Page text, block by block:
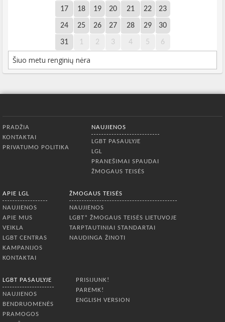
17 18 19 20 21 22 23
24 25 26 27 28 29 30
31 1 2 3 4 5 6
Šiuo metu renginių nėra
PRADŽIA
KONTAKTAI
PRIVATUMO POLITIKA
NAUJIENOS
LGBT PASAULYJE
LGL
PRANEŠIMAI SPAUDAI
ŽMOGAUS TEISĖS
APIE LGL
NAUJIENOS
APIE MUS
VEIKLA
LGBT CENTRAS
KAMPANIJOS
KONTAKTAI
ŽMOGAUS TEISĖS
NAUJIENOS
LGBT* ŽMOGAUS TEISĖS LIETUVOJE
TARPTAUTINIAI STANDARTAI
NAUDINGA ŽINOTI
LGBT PASAULYJE
NAUJIENOS
BENDRUOMENĖS
PRAMOGOS
PRISIJUNK!
PAREMK!
ENGLISH VERSION